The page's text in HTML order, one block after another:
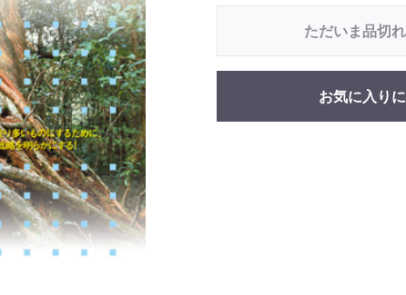
ただいま品切
お気に入り